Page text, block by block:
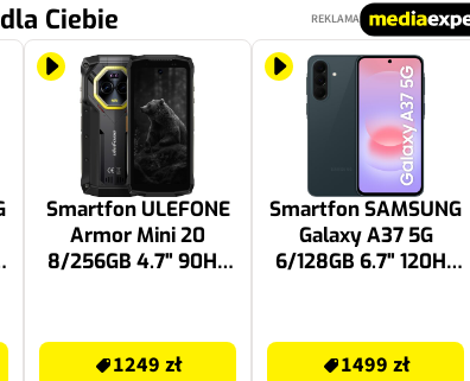
Ciebie REKLAMA
Smartfon ULEFONE
Armor Mini 20
8/256GB 4.7" 90Hz
1249 zł
Smartfon SAMSUNG
Galaxy A37 5G
6/128GB 6.7" 120Hz
1499 zł